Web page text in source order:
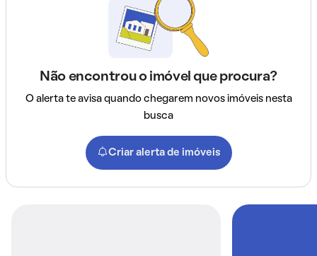
Não encontrou o imóvel que procura?
O alerta te avisa quando chegarem novos imóveis nesta
busca
Criar alerta de imóveis